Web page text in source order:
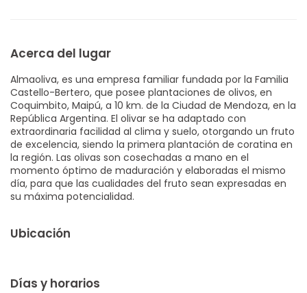
Acerca del lugar
Almaoliva, es una empresa familiar fundada por la Familia
Castello-Bertero, que posee plantaciones de olivos, en
Coquimbito, Maipú, a 10 km. de la Ciudad de Mendoza, en la
República Argentina. El olivar se ha adaptado con
extraordinaria facilidad al clima y suelo, otorgando un fruto
de excelencia, siendo la primera plantación de coratina en
la región. Las olivas son cosechadas a mano en el
momento óptimo de maduración y elaboradas el mismo
día, para que las cualidades del fruto sean expresadas en
su máxima potencialidad.
Ubicación
Días y horarios